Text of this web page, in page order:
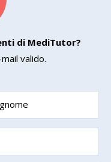
di MediTutor?
valido.